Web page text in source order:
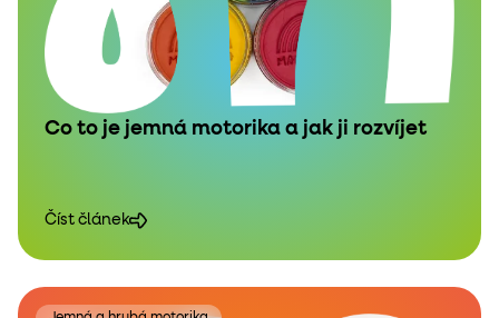
Co to je jemná motorika a jak ji rozvíjet
Číst článek